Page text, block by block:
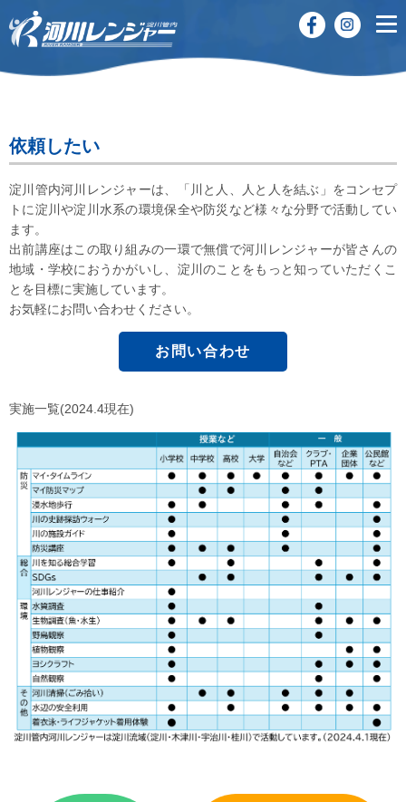
依頼したい
淀川管内河川レンジャーは、「川と人、人と人を結ぶ」をコンセプ
トに淀川や淀川水系の環境保全や防災など様々な分野で活動してい
ます。
出前講座はこの取り組みの一環で無償で河川レンジャーが皆さんの
地域・学校におうかがいし、淀川のことをもっと知っていただくこ
とを目標に実施しています。
お気軽にお問い合わせください。
お問い合わせ
実施一覧(2024.4現在)